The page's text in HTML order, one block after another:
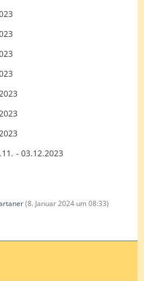
- 03.12.2023
(8. Januar 2024 um 08:33)